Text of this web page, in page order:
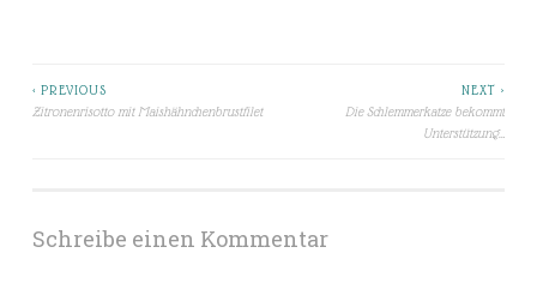
Beitragsnavigation
< PREVIOUS
Zitronenrisotto mit Maishähnchenbrustfilet
NEXT >
Die Schlemmerkatze bekommt
Unterstützung…
Schreibe einen Kommentar